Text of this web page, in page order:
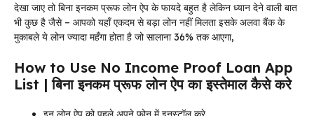
देखा जाए तो बिना इनकम प्रूफ लोन ऐप के फायदे बहुत है लेकिन ध्यान देने वाली बात
भी कुछ है जैसे – आपको यहाँ एकदम से बड़ा लोन नहीं मिलता इसके अलवा बैंक के
मुकाबले ये लोन ज्यादा महँगा होता है जो सालाना 36% तक आएगा,
How to Use No Income Proof Loan App
List | बिना इनकम प्रूफ लोन ऐप का इस्तेमाल कैसे करे